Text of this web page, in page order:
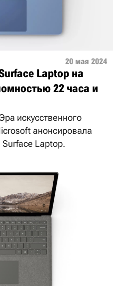
20 мая 2024
Laptop на
22 часа и
искусственного
анонсировала
Surface Laptop.